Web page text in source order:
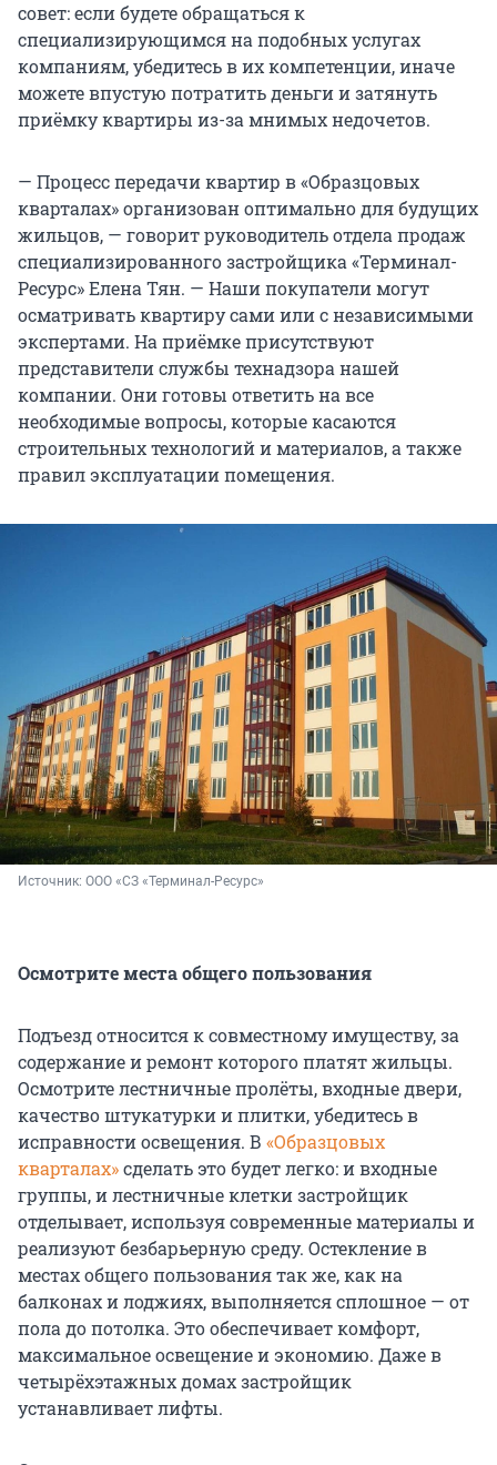
совет: если будете обращаться к
специализирующимся на подобных услугах
компаниям, убедитесь в их компетенции, иначе
можете впустую потратить деньги и затянуть
приёмку квартиры из-за мнимых недочетов.
— Процесс передачи квартир в «Образцовых
кварталах» организован оптимально для будущих
жильцов, — говорит руководитель отдела продаж
специализированного застройщика «Терминал-
Ресурс» Елена Тян. — Наши покупатели могут
осматривать квартиру сами или с независимыми
экспертами. На приёмке присутствуют
представители службы технадзора нашей
компании. Они готовы ответить на все
необходимые вопросы, которые касаются
строительных технологий и материалов, а также
правил эксплуатации помещения.
Источник: ООО «СЗ «Терминал-Ресурс»
Осмотрите места общего пользования
Подъезд относится к совместному имуществу, за
содержание и ремонт которого платят жильцы.
Осмотрите лестничные пролёты, входные двери,
качество штукатурки и плитки, убедитесь в
исправности освещения. В «Образцовых
кварталах»сделать это будет легко: и входные
группы, и лестничные клетки застройщик
отделывает, используя современные материалы и
реализуют безбарьерную среду. Остекление в
местах общего пользования так же, как на
балконах и лоджиях, выполняется сплошное — от
пола до потолка. Это обеспечивает комфорт,
максимальное освещение и экономию. Даже в
четырёхэтажных домах застройщик
устанавливает лифты.